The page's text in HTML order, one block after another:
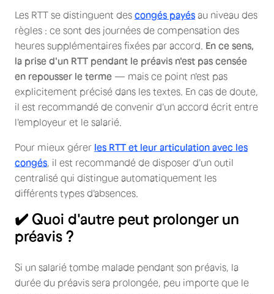
Les RTT se distinguent des congés payés au niveau des
règles : ce sont des journées de compensation des
heures supplémentaires fixées par accord. En ce sens,
la prise d'un RTT pendant le préavis n'est pas censée
en repousser le terme — mais ce point n'est pas
explicitement précisé dans les textes. En cas de doute,
il est recommandé de convenir d'un accord écrit entre
l'employeur et le salarié.
Pour mieux gérer les RTT et leur articulation avec les
congés , il est recommandé de disposer d'un outil
centralisé qui distingue automatiquement les
différents types d'absences.
✔️ Quoi d'autre peut prolonger un
préavis ?
Si un salarié tombe malade pendant son préavis, la
durée du préavis sera prolongée, peu importe que le